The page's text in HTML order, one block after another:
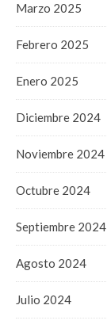
Marzo 2025
Febrero 2025
Enero 2025
Diciembre 2024
Noviembre 2024
Octubre 2024
Septiembre 2024
Agosto 2024
Julio 2024